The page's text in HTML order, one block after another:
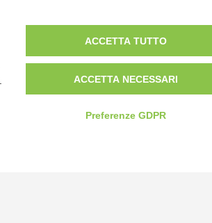
ACCETTA TUTTO
ACCETTA NECESSARI
Preferenze GDPR